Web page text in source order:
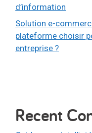
d’information
Solution e-
plateforme choisir
entreprise ?
Recent